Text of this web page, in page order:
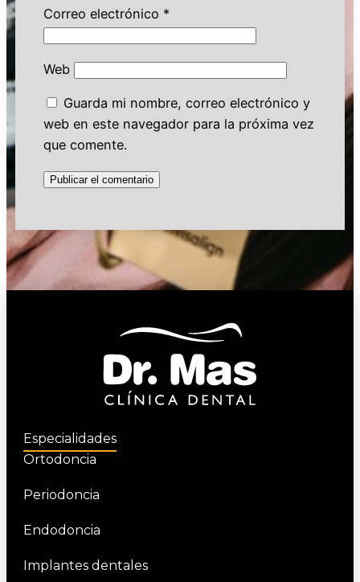
Correo electrónico *
Web
Guarda mi nombre, correo electrónico y
web en este navegador para la próxima vez
que comente.
Especialidades
Ortodoncia
Periodoncia
Endodoncia
Implantes dentales